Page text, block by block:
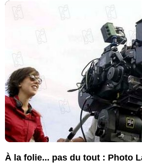
À la folie... pas du tout : Photo